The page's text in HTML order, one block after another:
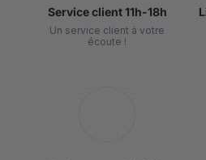
Service client 11h-18h
Un service client à votre
écoute !